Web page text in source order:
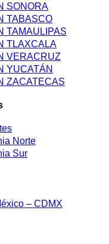
SONORA
TABASCO
TAMAULIPAS
TLAXCALA
VERACRUZ
YUCATÁN
ZACATECAS
Norte
Sur
– CDMX